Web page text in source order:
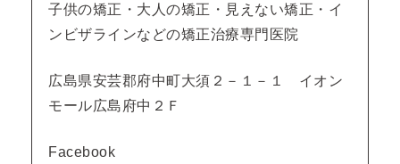
子供の矯正・大人の矯正・見えない矯正・イ
ンビザラインなどの矯正治療専門医院
広島県安芸郡府中町大須２－１－１ イオン
モール広島府中２Ｆ
Facebook